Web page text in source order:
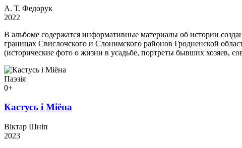
А. Т. Федорук
2022
В альбоме содержатся информативные материалы об истории
границах Свислочского и Слонимского районов Гродненской
(исторические фото о жизни в усадьбе, портреты бывших хозяев,
Паэзія
0+
Кастусь і Міёна
Віктар Шніп
2023